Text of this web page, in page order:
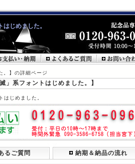
じめました。
。】の詳細ページ
」系フォントはじめました。】
じめました。
るご質問 納期＆納品の流れ